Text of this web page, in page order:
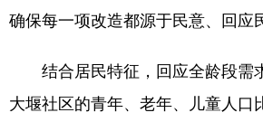
确保每一项改造都源于民意、回应
结合居民特征，回应全龄段需
大堰社区的青年、老年、儿童人口